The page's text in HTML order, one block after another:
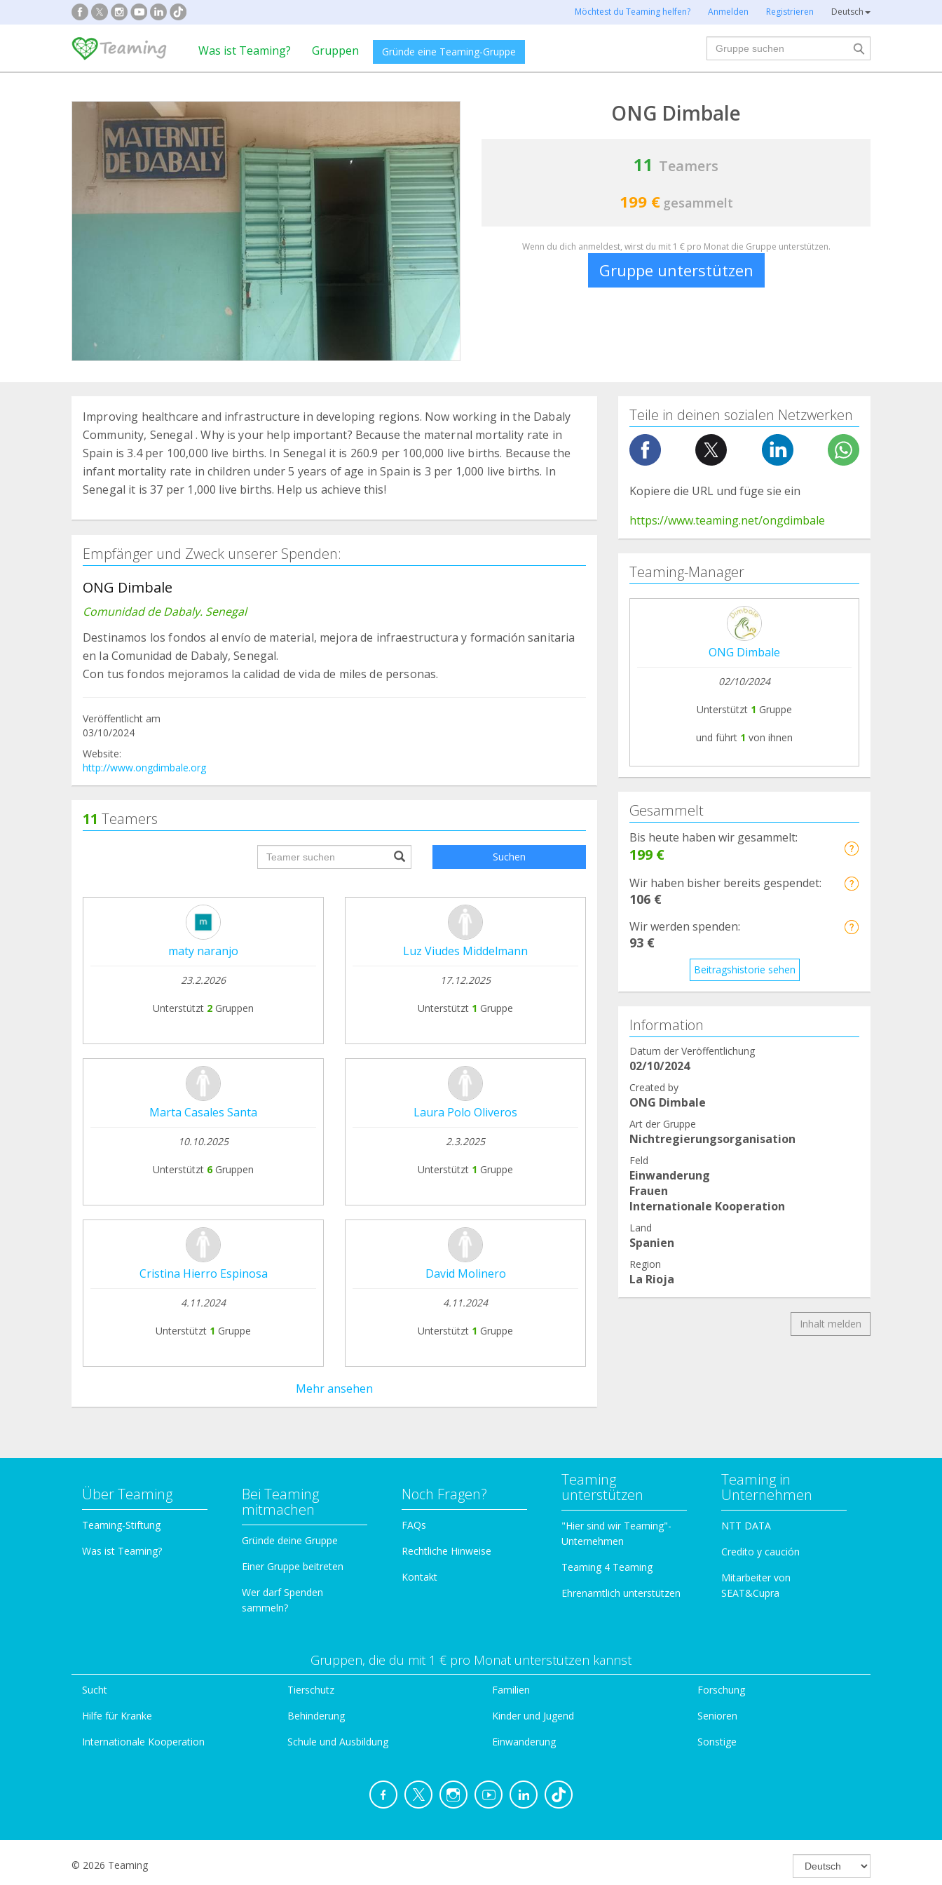
Möchtest du Teaming helfen? Anmelden Registrieren Deutsch
Was ist Teaming? Gruppen Gründe eine Teaming-Gruppe
Suche
ONG Dimbale
11 Teamers
199 € gesammelt
Wenn du dich anmeldest, wirst du mit 1 € pro Monat die Gruppe unterstützen.
Gruppe unterstützen
Improving healthcare and infrastructure in developing regions. Now working in the Dabaly
Community, Senegal . Why is your help important? Because the maternal mortality rate in
Spain is 3.4 per 100,000 live births. In Senegal it is 260.9 per 100,000 live births. Because the
infant mortality rate in children under 5 years of age in Spain is 3 per 1,000 live births. In
Senegal it is 37 per 1,000 live births. Help us achieve this!
Empfänger und Zweck unserer Spenden:
ONG Dimbale
Comunidad de Dabaly. Senegal
Destinamos los fondos al envío de material, mejora de infraestructura y formación sanitaria
en la Comunidad de Dabaly, Senegal.
Con tus fondos mejoramos la calidad de vida de miles de personas.
Veröffentlicht am
03/10/2024
Website:
http://www.ongdimbale.org
11 Teamers
groupProfile.searchForm.search.text??? Suchen
maty naranjo
23.2.2026
Unterstützt 2 Gruppen
Luz Viudes Middelmann
17.12.2025
Unterstützt 1 Gruppe
Marta Casales Santa
10.10.2025
Unterstützt 6 Gruppen
Laura Polo Oliveros
2.3.2025
Unterstützt 1 Gruppe
Cristina Hierro Espinosa
4.11.2024
Unterstützt 1 Gruppe
David Molinero
4.11.2024
Unterstützt 1 Gruppe
Mehr ansehen
Teile in deinen sozialen Netzwerken
Kopiere die URL und füge sie ein
https://www.teaming.net/ongdimbale
Teaming-Manager
ONG Dimbale
02/10/2024
Unterstützt 1 Gruppe
und führt 1 von ihnen
Gesammelt
Bis heute haben wir gesammelt:
199 €
Wir haben bisher bereits gespendet:
106 €
Wir werden spenden:
93 €
Beitragshistorie sehen
Information
Datum der Veröffentlichung
02/10/2024
Created by
ONG Dimbale
Art der Gruppe
Nichtregierungsorganisation
Feld
Einwanderung
Frauen
Internationale Kooperation
Land
Spanien
Region
La Rioja
Inhalt melden
Über Teaming
Teaming-Stiftung
Was ist Teaming?
Bei Teaming
mitmachen
Gründe deine Gruppe
Einer Gruppe beitreten
Wer darf Spenden
sammeln?
Noch Fragen?
FAQs
Rechtliche Hinweise
Kontakt
Teaming
unterstützen
"Hier sind wir Teaming"-
Unternehmen
Teaming 4 Teaming
Ehrenamtlich unterstützen
Teaming in
Unternehmen
NTT DATA
Credito y caución
Mitarbeiter von
SEAT&Cupra
Gruppen, die du mit 1 € pro Monat unterstützen kannst
Sucht
Hilfe für Kranke
Internationale Kooperation
Tierschutz
Behinderung
Schule und Ausbildung
Familien
Kinder und Jugend
Einwanderung
Forschung
Senioren
Sonstige
© 2026 Teaming